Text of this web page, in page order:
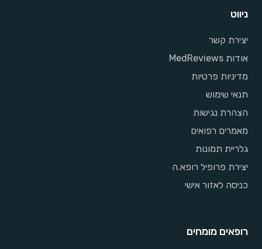
ניווט
יצירת קשר
אודות MedReviews
מדיניות פרטיות
תנאי שימוש
הצהרת נגישות
מאמרים רפואים
גלריית תמונות
יצירת פרופיל רופא.ה
כניסה לאזור אישי
רופאים מומחים